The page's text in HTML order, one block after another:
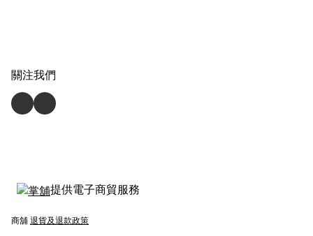
關注我們
提供電子商貿服務
商舖 退貨及退款政策